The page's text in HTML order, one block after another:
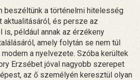
beszéltünk a történelmi hitelesség
aktualitásáról, és persze az
is, például annak az érzékeny
amely folytán se nem túl
a nyelvezete. Szóba kerültek
Erzsébet jóval nagyobb szerepet
az ő személyén keresztül olyan